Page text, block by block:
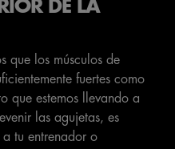
DE LA
que los músculos de
fuertes como
que estemos llevando a
las agujetas, es
a tu entrenador o